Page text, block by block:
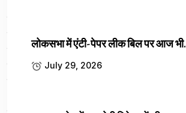
यूपी में बारिश और तेज हवाओं का अलर्ट,...
लोकसभा में एंटी-पेपर लीक बिल पर आज भी.
July 29, 2026